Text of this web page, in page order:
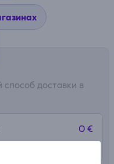
доставки в
0 €
Подробнее